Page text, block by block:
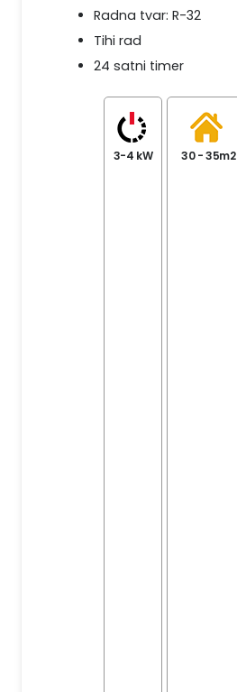
Radna tvar: R-32
Tihi rad
24 satni timer
3-4 kW 30 - 35m2